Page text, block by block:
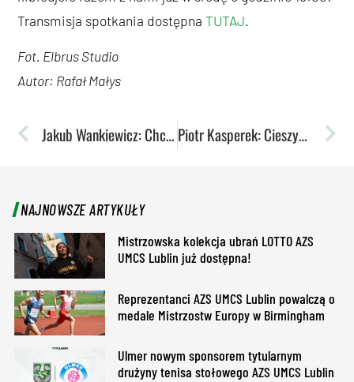
Transmisja spotkania dostępnaTUTAJ.
Fot. Elbrus Studio
Autor: Rafał Małys
Jakub Wankiewicz: Chciałbym w przyszłości wprowadzić zespół do ekstraklasy Piotr Kasperek: Cieszymy się, że sukcesy odnoszą nasi wychowankowie
NAJNOWSZE ARTYKUŁY
Mistrzowska kolekcja ubrań LOTTO AZS
UMCS Lublin już dostępna!
Reprezentanci AZS UMCS Lublin powalczą o
medale Mistrzostw Europy w Birmingham
Ulmer nowym sponsorem tytularnym
drużyny tenisa stołowego AZS UMCS Lublin